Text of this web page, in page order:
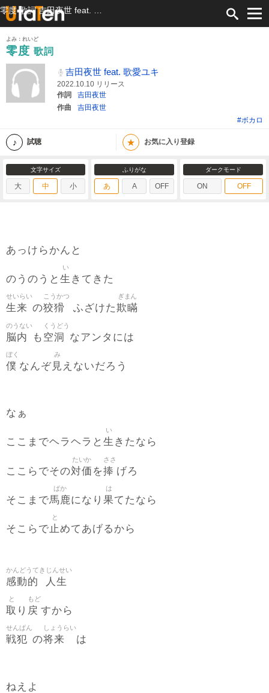
よみ：れいど
零度 歌詞
吉田夜世 feat. 歌愛ユキ
2022.10.10 リリース
作詞
吉田夜世
作曲
吉田夜世
#ボカロ
試聴 ★ お気に入り登録
文字サイズ
大 中 小
ふりがな
あ A OFF
ダークモード
ON OFF
あっけらかんと
のうのうと 生
い
きてきた
生来
せいらい
の狡猾
こうかつ
ふざけた欺瞞
ぎまん
脳内
のうない
も 空洞
くうどう
なアンタには
僕
ぼく
なんぞ見
み
えないだろう
なぁ
ここまでヘラヘラと 生
い
きたなら
ここらでその対価
たいか
を捧
ささ
げろ
そこまで馬鹿
ばか
になり 果
は
てたなら
そこらで止
と
めてあげるから
感動的
かんどうてき
人生
じんせい
取
と
り 戻
もど
すから
戦犯
せんぱん
の将来
しょうらい
は
ねえよ